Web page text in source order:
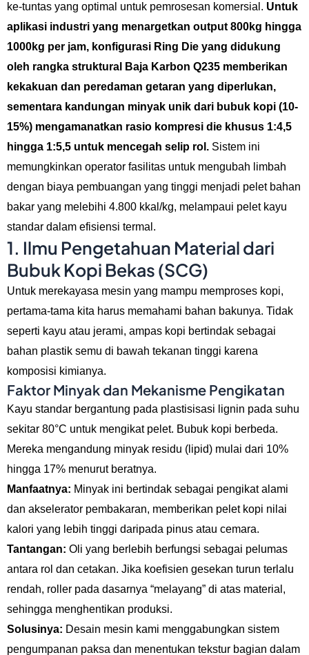
ke-tuntas yang optimal untuk pemrosesan komersial. Untuk
aplikasi industri yang menargetkan output 800kg hingga
1000kg per jam, konfigurasi Ring Die yang didukung
oleh rangka struktural Baja Karbon Q235 memberikan
kekakuan dan peredaman getaran yang diperlukan,
sementara kandungan minyak unik dari bubuk kopi (10-
15%) mengamanatkan rasio kompresi die khusus 1:4,5
hingga 1:5,5 untuk mencegah selip rol. Sistem ini
memungkinkan operator fasilitas untuk mengubah limbah
dengan biaya pembuangan yang tinggi menjadi pelet bahan
bakar yang melebihi 4.800 kkal/kg, melampaui pelet kayu
standar dalam efisiensi termal.
1. Ilmu Pengetahuan Material dari
Bubuk Kopi Bekas (SCG)
Untuk merekayasa mesin yang mampu memproses kopi,
pertama-tama kita harus memahami bahan bakunya. Tidak
seperti kayu atau jerami, ampas kopi bertindak sebagai
bahan plastik semu di bawah tekanan tinggi karena
komposisi kimianya.
Faktor Minyak dan Mekanisme Pengikatan
Kayu standar bergantung pada plastisisasi lignin pada suhu
sekitar 80°C untuk mengikat pelet. Bubuk kopi berbeda.
Mereka mengandung minyak residu (lipid) mulai dari 10%
hingga 17% menurut beratnya.
Manfaatnya: Minyak ini bertindak sebagai pengikat alami
dan akselerator pembakaran, memberikan pelet kopi nilai
kalori yang lebih tinggi daripada pinus atau cemara.
Tantangan: Oli yang berlebih berfungsi sebagai pelumas
antara rol dan cetakan. Jika koefisien gesekan turun terlalu
rendah, roller pada dasarnya “melayang” di atas material,
sehingga menghentikan produksi.
Solusinya: Desain mesin kami menggabungkan sistem
pengumpanan paksa dan menentukan tekstur bagian dalam